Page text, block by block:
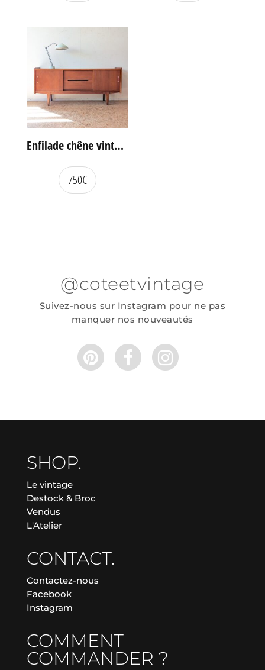
Enfilade chêne vintage portes coulissantes
750€
@coteetvintage
Suivez-nous sur Instagram pour ne pas
manquer nos nouveautés
SHOP.
Le vintage
Destock & Broc
Vendus
L'Atelier
CONTACT.
Contactez-nous
Facebook
Instagram
COMMENT
COMMANDER ?